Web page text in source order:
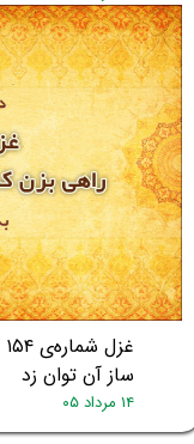
ساز آن توان زد
۱۴ مرداد ۰۵